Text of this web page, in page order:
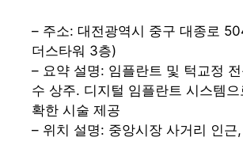
– 주소: 대전광역시 중구 대종로
더스타워 3층)
– 요약 설명: 임플란트 및 턱교정
수 상주. 디지털 임플란트 시스템
확한 시술 제공
– 위치 설명: 중앙시장 사거리 인근